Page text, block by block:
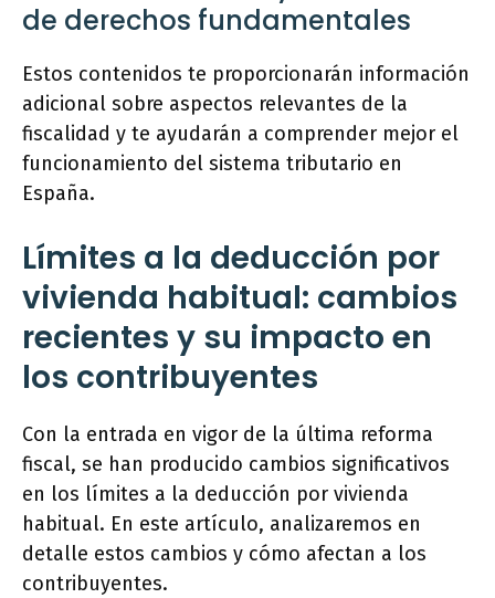
de derechos fundamentales
Estos contenidos te proporcionarán información
adicional sobre aspectos relevantes de la
fiscalidad y te ayudarán a comprender mejor el
funcionamiento del sistema tributario en
España.
Límites a la deducción por
vivienda habitual: cambios
recientes y su impacto en
los contribuyentes
Con la entrada en vigor de la última reforma
fiscal, se han producido cambios significativos
en los límites a la deducción por vivienda
habitual. En este artículo, analizaremos en
detalle estos cambios y cómo afectan a los
contribuyentes.